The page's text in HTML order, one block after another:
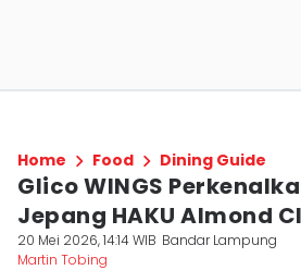
Home Food Dining Guide
Glico WINGS
Jepang HAKU Almond
20 Mei 2026, 14:14 WIB Bandar Lampung
Martin Tobing